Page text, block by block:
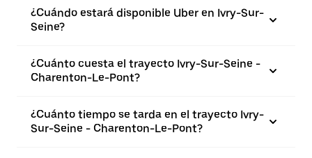
¿Cuándo estará disponible Uber en Ivry-Sur-
Seine?
¿Cuánto cuesta el trayecto Ivry-Sur-Seine -
Charenton-Le-Pont?
¿Cuánto tiempo se tarda en el trayecto Ivry-
Sur-Seine - Charenton-Le-Pont?